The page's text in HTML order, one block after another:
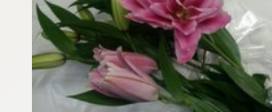
flore21
official instagram
Tokyo
shokubutsu zufu